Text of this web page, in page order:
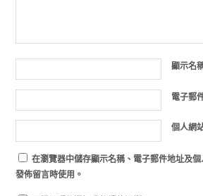
顯示名
電子郵
個人網
在瀏覽器中儲存顯示名稱、電子郵件地址及
發佈留言時使用。